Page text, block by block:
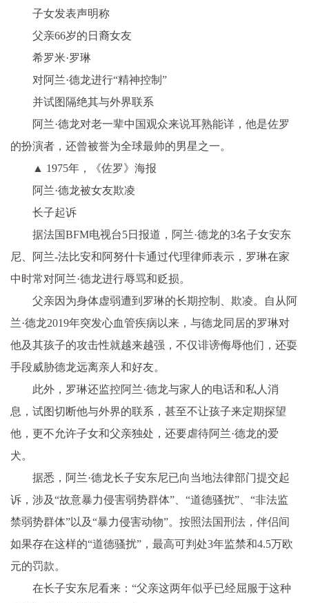
子女发表声明称
父亲66岁的日裔女友
希罗米·罗琳
对阿兰·德龙进行“精神控制”
并试图隔绝其与外界联系
阿兰·德龙对老一辈中国观众来说耳熟能详，他是佐罗
的扮演者，还曾被誉为全球最帅的男星之一。
▲ 1975年，《佐罗》海报
阿兰·德龙被女友欺凌
长子起诉
据法国BFM电视台5日报道，阿兰·德龙的3名子女安东
尼、阿兰-法比安和阿努什卡通过代理律师表示，罗琳在家
中时常对阿兰·德龙进行辱骂和贬损。
父亲因为身体虚弱遭到罗琳的长期控制、欺凌。自从阿
兰·德龙2019年突发心血管疾病以来，与德龙同居的罗琳对
他及其孩子的攻击性就越来越强，不仅诽谤侮辱他们，还耍
手段威胁德龙远离亲人和好友。
此外，罗琳还监控阿兰·德龙与家人的电话和私人消
息，试图切断他与外界的联系，甚至不让孩子来定期探望
他，更不允许子女和父亲独处，还要虐待阿兰·德龙的爱
犬。
据悉，阿兰·德龙长子安东尼已向当地法律部门提交起
诉，涉及“故意暴力侵害弱势群体”、“道德骚扰”、“非法监
禁弱势群体”以及“暴力侵害动物”。按照法国刑法，伴侣间
如果存在这样的“道德骚扰”，最高可判处3年监禁和4.5万欧
元的罚款。
在长子安东尼看来：“父亲这两年似乎已经屈服于这种